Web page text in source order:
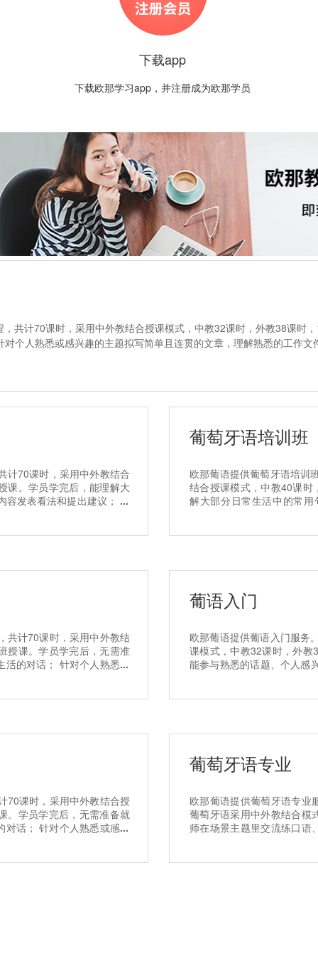
共计70课时，采用中外教结合授课模式，中教32课时，外教38课时
个人熟悉或感兴趣的主题拟写简单且连贯的文章，理解熟悉的工作
计70课时，采用中外教结合
课。学员学完后，能理解大
容发表看法和提出建议； 能
葡萄牙语培训班
欧那葡语提供葡萄牙语培训
结合授课模式，中教40课
解大部分日常生活中的常
共计70课时，采用中外教结
授课。学员学完后，无需准
的对话； 针对个人熟悉或
葡语入门
欧那葡语提供葡语入门服务
课模式，中教32课时，外
能参与熟悉的话题、个人感
70课时，采用中外教结合授
。学员学完后，无需准备就
话； 针对个人熟悉或感兴
葡萄牙语专业
欧那葡语提供葡萄牙语专业
葡萄牙语采用中外教结合模
师在场景主题里交流练口语
下载app
下载欧那学习app，并注册成为欧那学员